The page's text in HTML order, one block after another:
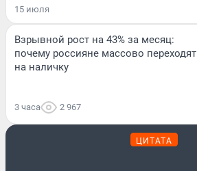
15 июля
Взрывной рост на 43% за месяц:
почему россияне массово переходят
на наличку
3 часа 2 967
ЦИТАТА